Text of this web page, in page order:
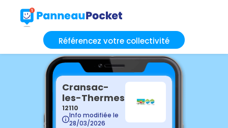
Référencez votre collectivité
Cransac-
les-Thermes
12110
Info modifiée le
28/03/2026